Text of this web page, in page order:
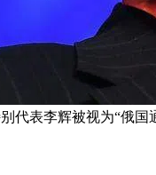
代表李辉被视为“俄国